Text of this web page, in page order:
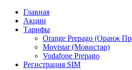
Главная
Акции
Тарифы
Orange Prepago (Оранж
Movistar (Мовистар)
Vodafone Prepago
Регистрация SIM